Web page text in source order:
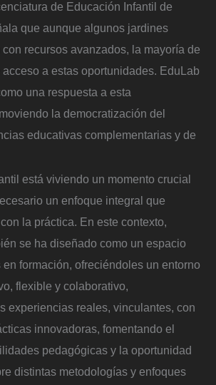
de Educación Infantil de
que aunque algunos jardines
recursos avanzados, la mayoría de
a estas oportunidades. EduLab
una respuesta a esta
la democratización del
educativas complementarias y de
está viviendo un momento crucial
un enfoque integral que
la práctica. En este contexto,
se ha diseñado como un espacio
en formación, ofreciéndoles un entorno
flexible y colaborativo,
experiencias reales, vinculantes, con
innovadoras, fomentando el
pedagógicas y la oportunidad
distintas metodologías y enfoques